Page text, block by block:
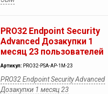
PRO32 Endpoint Security
Advanced Дозакупки 1
месяц 23 пользователей
Артикул: PRO32-PSA-AP-1M-23
PRO32 Endpoint Security Advanced
Дозакупки 1 месяц 23